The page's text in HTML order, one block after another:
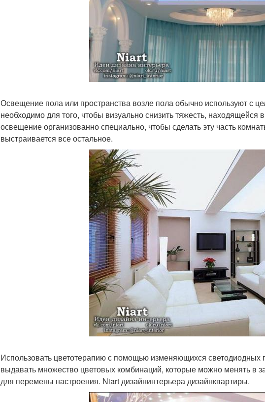
Освещение пола или пространства возле пола обычно используют с
необходимо для того, чтобы визуально снизить тяжесть,
освещение организованно специально, чтобы сделать эту часть
выстраивается все остальное.
Использовать цветотерапию с помощью изменяющихся
выдавать множество цветовых комбинаций, которые можно менять в
для перемены настроения. Niart дизайнинтерьера дизайнквартиры.